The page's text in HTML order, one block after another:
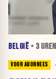
BELGIË • 3 UREN